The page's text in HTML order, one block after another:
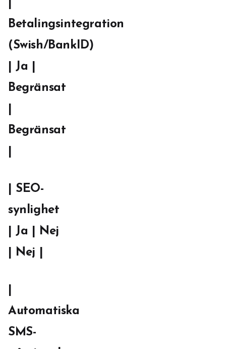
Betalingsintegration
(Swish/BankID)
| Ja |
Begränsat
Begränsat
| SEO-
synlighet
| Ja | Nej
| Nej |
Automatiska
SMS-